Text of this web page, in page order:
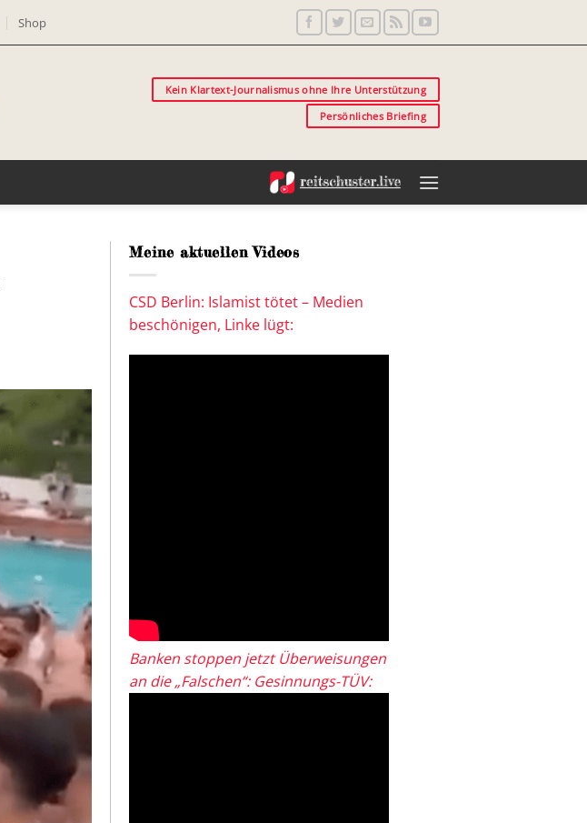
Shop
Kein Klartext-Journalismus ohne Ihre Unterstützung
Persönliches Briefing
Meine aktuellen Videos
CSD Berlin: Islamist tötet – Medien
beschönigen, Linke lügt:
Banken stoppen jetzt Überweisungen
an die „Falschen“: Gesinnungs-TÜV: